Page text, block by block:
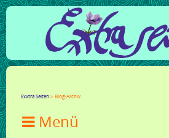
Exxtra Seiten Blog-Archiv
